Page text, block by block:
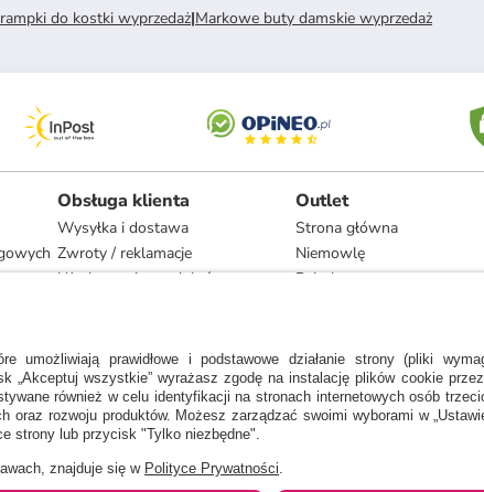
do kostki wyprzedaż|Markowe buty damskie wyprzedaż
Obsługa klienta
Wysyłka i dostawa
Zwroty / reklamacje
Użytkowanie produktów
Zgodność z umową i naprawa
Outlet
Strona główna
Niemowlę
Dziecko
Dom
Marki